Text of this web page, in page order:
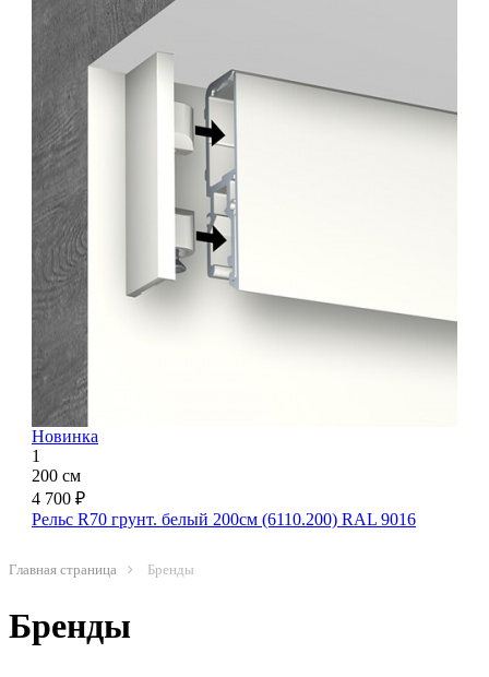
Новинка
1
200 см
4 700 ₽
Рельс R70 грунт. белый 200см (6110.200) RAL 9016
Главная страница Бренды
Бренды